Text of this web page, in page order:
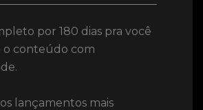
por 180 dias pra você
conteúdo com
lançamentos mais